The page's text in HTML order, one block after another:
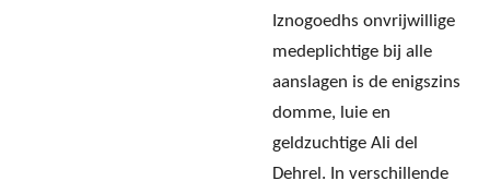
Iznogoedhs onvrijwillige
medeplichtige bij alle
aanslagen is de enigszins
domme, luie en
geldzuchtige Ali del
Dehrel. In verschillende